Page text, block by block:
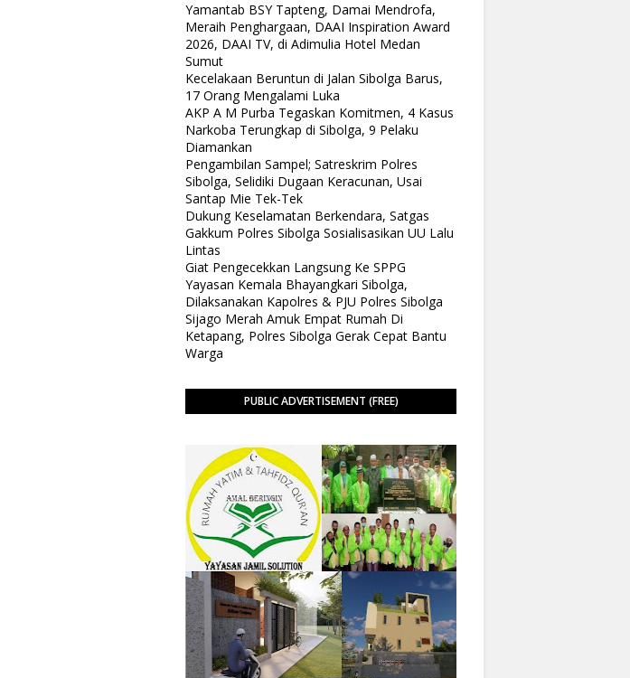
Yamantab BSY Tapteng, Damai Mendrofa,
Meraih Penghargaan, DAAI Inspiration Award
2026, DAAI TV, di Adimulia Hotel Medan
Sumut
Kecelakaan Beruntun di Jalan Sibolga Barus,
17 Orang Mengalami Luka
AKP A M Purba Tegaskan Komitmen, 4 Kasus
Narkoba Terungkap di Sibolga, 9 Pelaku
Diamankan
Pengambilan Sampel; Satreskrim Polres
Sibolga, Selidiki Dugaan Keracunan, Usai
Santap Mie Tek-Tek
Dukung Keselamatan Berkendara, Satgas
Gakkum Polres Sibolga Sosialisasikan UU Lalu
Lintas
Giat Pengecekkan Langsung Ke SPPG
Yayasan Kemala Bhayangkari Sibolga,
Dilaksanakan Kapolres & PJU Polres Sibolga
Sijago Merah Amuk Empat Rumah Di
Ketapang, Polres Sibolga Gerak Cepat Bantu
Warga
PUBLIC ADVERTISEMENT (FREE)